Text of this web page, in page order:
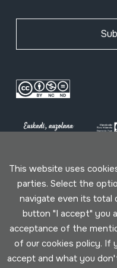
Conditions for use
This website uses
parties. Select the
navigate even its total
button "I accept" you
acceptance of the
of our cookies policy. If
accept and what you